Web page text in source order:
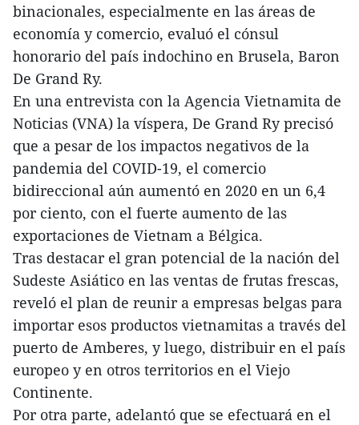
binacionales, especialmente en las áreas de
economía y comercio, evaluó el cónsul
honorario del país indochino en Brusela, Baron
De Grand Ry.
En una entrevista con la Agencia Vietnamita de
Noticias (VNA) la víspera, De Grand Ry precisó
que a pesar de los impactos negativos de la
pandemia del COVID-19, el comercio
bidireccional aún aumentó en 2020 en un 6,4
por ciento, con el fuerte aumento de las
exportaciones de Vietnam a Bélgica.
Tras destacar el gran potencial de la nación del
Sudeste Asiático en las ventas de frutas frescas,
reveló el plan de reunir a empresas belgas para
importar esos productos vietnamitas a través del
puerto de Amberes, y luego, distribuir en el país
europeo y en otros territorios en el Viejo
Continente.
Por otra parte, adelantó que se efectuará en el